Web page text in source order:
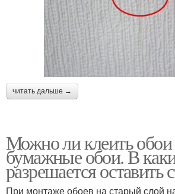
читать дальше →
Можно ли клеить обои
бумажные обои. В
разрешается оставить
При монтаже обоев на старый слой